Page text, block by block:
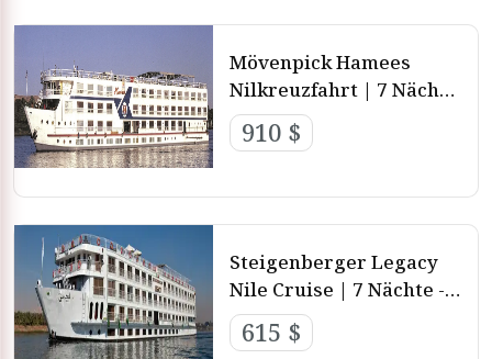
Mövenpick Hamees
Nilkreuzfahrt | 7 Nächte
– 4 Nächte – 3 Nächte
aus Luxor und Assuan
910 $
Steigenberger Legacy
Nile Cruise | 7 Nächte - 4
Nächte - 3 Nächte von
Luxor nach Aswan
615 $